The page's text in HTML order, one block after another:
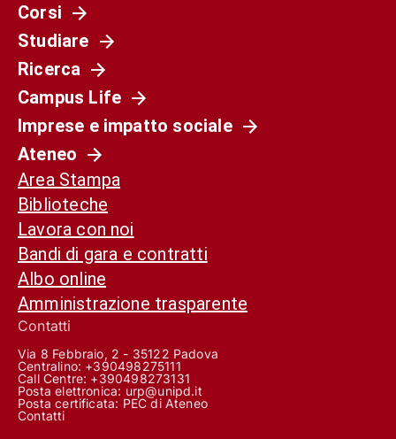
Corsi
Studiare
Ricerca
Campus Life
Imprese e impatto sociale
Ateneo
Area Stampa
Biblioteche
Lavora con noi
Bandi di gara e contratti
Albo online
Amministrazione trasparente
Contatti
Via 8 Febbraio, 2 - 35122 Padova
Centralino: +390498275111
Call Centre: +390498273131
Posta elettronica: urp@unipd.it
Posta certificata: PEC di Ateneo
Contatti